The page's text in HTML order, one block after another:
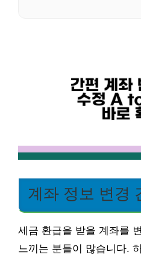
계좌 정보 변경
세금 환급을 받을 계좌를
느끼는 분들이 많습니다.